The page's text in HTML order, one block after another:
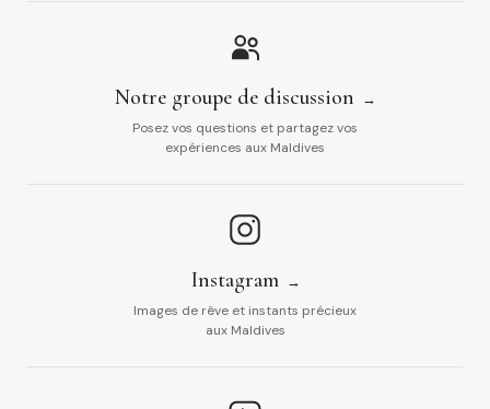
Notre groupe de discussion
Posez vos questions et partagez vos
expériences aux Maldives
Instagram
Images de rêve et instants précieux
aux Maldives